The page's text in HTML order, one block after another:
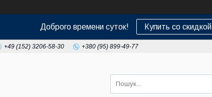
Доброго времени суток! Купить со скидкой
+49 (152) 3206-58-30 +380 (95) 899-49-77